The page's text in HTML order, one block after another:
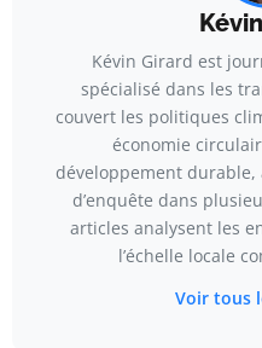
Kévin Girard est
spécialisé dans les
couvert les politiques
économie
développement
d’enquête dans
articles analysent les
l’échelle locale
Voir tous